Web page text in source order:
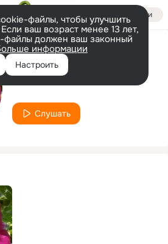
Войти
файлы, чтобы улучшить
ваш возраст менее 13 лет,
файлы должен ваш законный
информации
Настроить
Исполнитель
Jackie Hicks
Слушать